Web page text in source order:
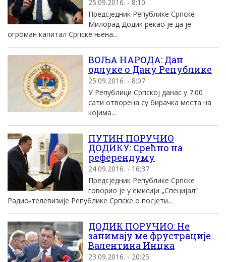
25.09.2016. - 8:10
Предсједник Републике Српске
Милорад Додик рекао је да је
огроман капитал Српске њена...
ВОЉА НАРОДА: Дан
одлуке о Дану Републике
25.09.2016. - 8:07
У Републици Српскоj данас у 7.00
сати отворена су бирачка места на
коjима...
ПУТИН ПОРУЧИО
ДОДИКУ: Срећно на
референдуму
24.09.2016. - 16:37
Предсједник Републике Српске
говорио је у емисији „Специјал“
Радио-телевизије Републике Српске о посјети...
ДОДИК ПОРУЧИО: Не
занимаjу ме фрустрациjе
Валентина Инцка
23.09.2016. - 20:25